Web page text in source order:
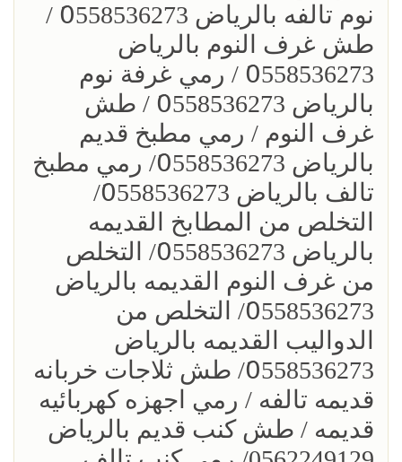
نوم تالفه بالرياض 0َ558536273 /
طش غرف النوم بالرياض
0َ558536273 / رمي غرفة نوم
بالرياض 0َ558536273 / طش
غرف النوم / رمي مطبخ قديم
بالرياض 0َ558536273/ رمي مطبخ
تالف بالرياض 0َ558536273/
التخلص من المطابخ القديمه
بالرياض 0َ558536273/ التخلص
من غرف النوم القديمه بالرياض
0َ558536273/ التخلص من
الدواليب القديمه بالرياض
0َ558536273/ طش ثلاجات خربانه
قديمه تالفه / رمي اجهزه كهربائيه
قديمه / طش كنب قديم بالرياض